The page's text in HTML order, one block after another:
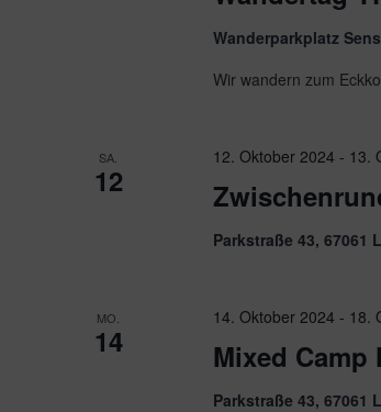
Wanderparkplatz
Wir wandern zum
SA.
12
12. Oktober 2024 - 13.
Parkstraße 43, 67061
MO.
14 Mixed Camp
14. Oktober 2024 - 18.
Parkstraße 43, 67061